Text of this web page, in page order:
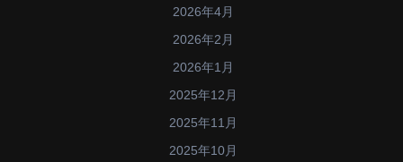
2026年4月
2026年2月
2026年1月
2025年12月
2025年11月
2025年10月